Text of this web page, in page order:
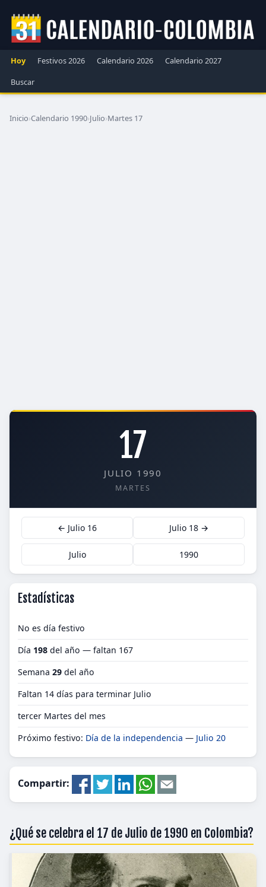
Hoy Festivos 2026 Calendario 2026
Calendario 2027
Buscar
Inicio›Calendario 1990›Julio›Martes 17
17
JULIO 1990
MARTES
← Julio 16 Julio 18 →
Julio 1990
Estadísticas
No es día festivo
Día 198 del año — faltan 167
Semana 29 del año
Faltan 14 días para terminar Julio
tercer Martes del mes
Próximo festivo: Día de la independencia — Julio 20
Compartir:
¿Qué se celebra el 17 de Julio de 1990 en Colombia?